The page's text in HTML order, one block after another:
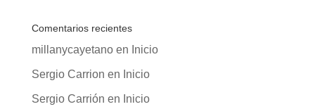
Comentarios recientes
millanycayetanoen Inicio
Sergio Carrion en Inicio
Sergio Carrión en Inicio